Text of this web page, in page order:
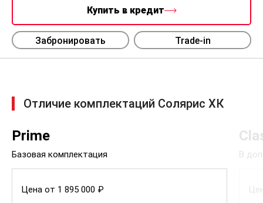
Купить в кредит
Забронировать Trade-in
Отличие комплектаций Солярис ХК
Prime
Базовая комплектация
Цена от 1 895 000 ₽
В